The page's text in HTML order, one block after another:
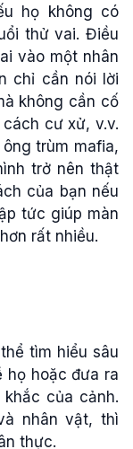
họ không có
thử vai. Điều
vào một nhân
chỉ cần nói lời
không cần cố
cư xử, v.v.
trùm mafia,
trở nên thật
của bạn nếu
tức giúp màn
rất nhiều.
tìm hiểu sâu
họ hoặc đưa ra
của cảnh.
nhân vật, thì
thực.